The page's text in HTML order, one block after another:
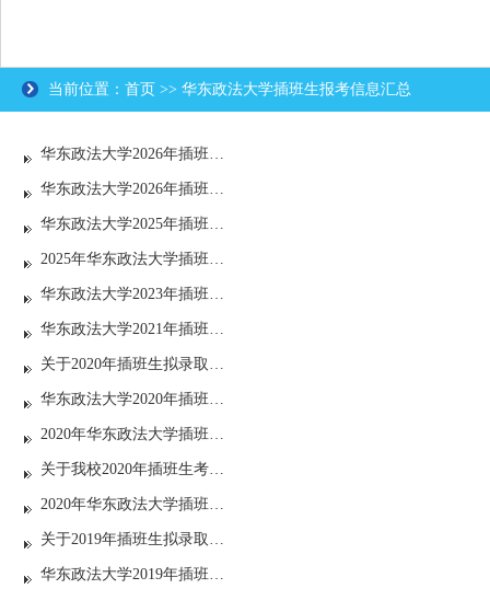
当前位置：首页 >> 华东政法大学插班生报考信息汇总
华东政法大学2026年插班生考试拟录取名单公示
华东政法大学2026年插班生招生简章
华东政法大学2025年插班生考试拟录取名单公示
2025年华东政法大学插班生招生简章
华东政法大学2023年插班生报考条件通知
华东政法大学2021年插班生拟录取名单的公示
关于2020年插班生拟录取名单的公示
华东政法大学2020年插班生面试资格线及面试安排
2020年华东政法大学插班生考试考生须知（二）
关于我校2020年插班生考试考生初审需补充材料的通知
2020年华东政法大学插班生考试考生须知
关于2019年插班生拟录取名单的公示
华东政法大学2019年插班生面试资格线